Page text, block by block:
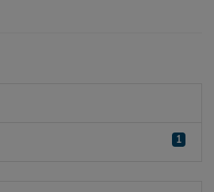
1